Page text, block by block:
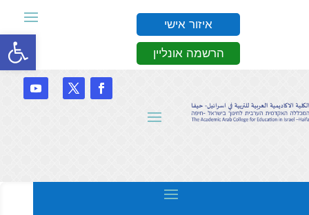
פתח
איזור אישי
הרשמה אונליין